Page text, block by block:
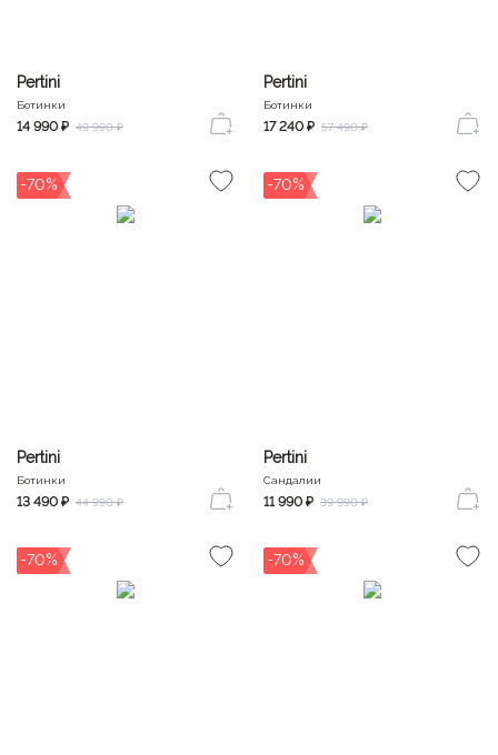
Pertini
Ботинки
14 990 ₽ 49 990 ₽
Pertini
Ботинки
17 240 ₽ 57 490 ₽
-70%
Pertini
Ботинки
13 490 ₽ 44 990 ₽
-70%
Pertini
Сандалии
11 990 ₽ 39 990 ₽
-70% -70%